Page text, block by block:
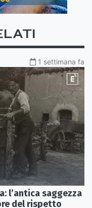
1 settimana fa
l’antica saggezza
del rispetto